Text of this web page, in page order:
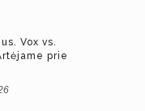
Vox vs.
prie